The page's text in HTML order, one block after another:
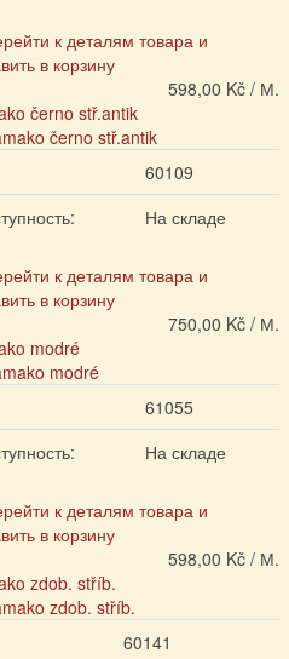
598,00 Kč / М.
černo stř.antik
60109
На складе
750,00 Kč / М.
modré
61055
На складе
598,00 Kč / М.
zdob. stříb.
60141